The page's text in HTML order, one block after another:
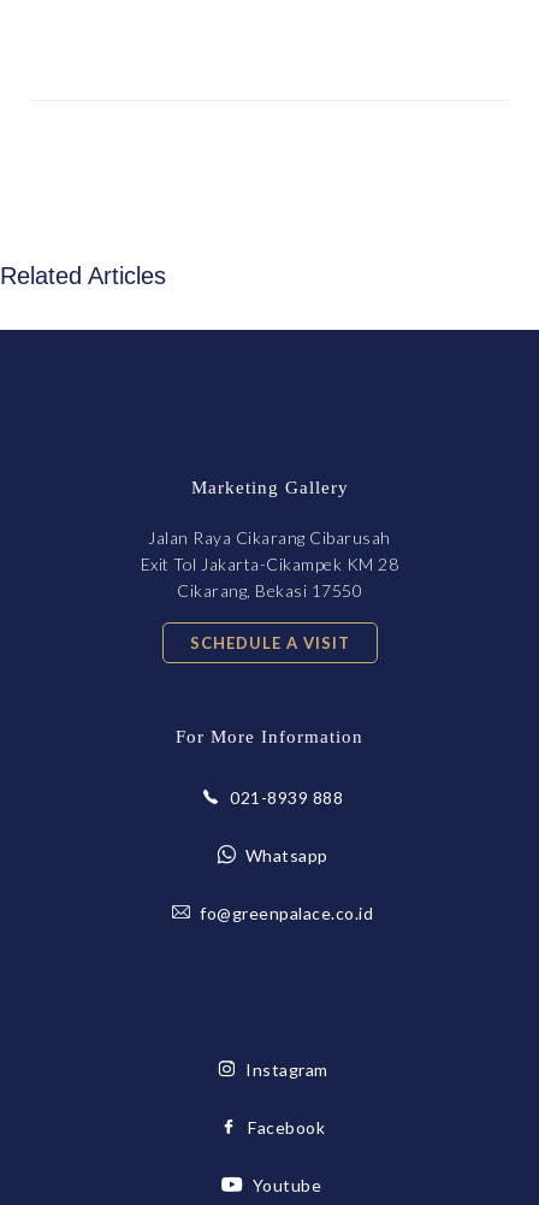
Related Articles
Marketing Gallery
Jalan Raya Cikarang Cibarusah
Exit Tol Jakarta-Cikampek KM 28
Cikarang, Bekasi 17550
SCHEDULE A VISIT
For More Information
021-8939 888
Whatsapp
fo@greenpalace.co.id
Instagram
Facebook
Youtube